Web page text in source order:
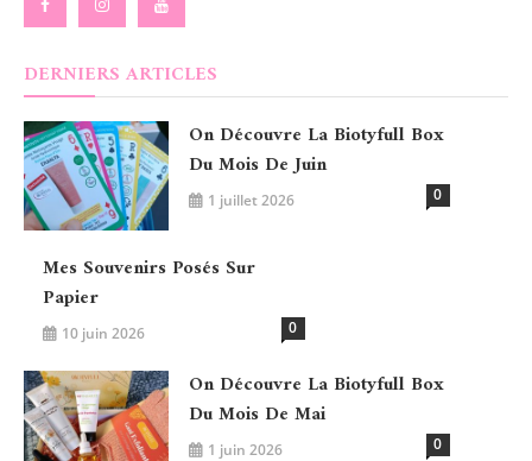
DERNIERS ARTICLES
On Découvre La Biotyfull Box
Du Mois De Juin
1 juillet 2026 0
Mes Souvenirs Posés Sur
Papier
10 juin 2026 0
On Découvre La Biotyfull Box
Du Mois De Mai
1 juin 2026 0